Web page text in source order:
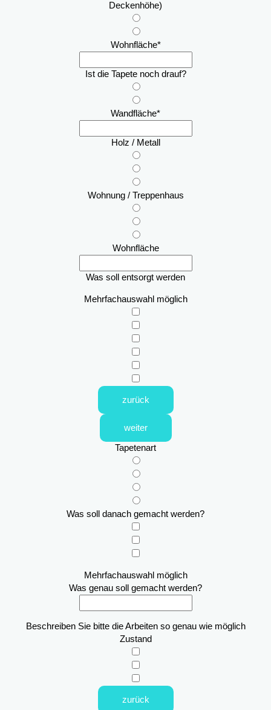
Deckenhöhe)
Wohnfläche*
Ist die Tapete noch drauf?
Wandfläche*
Holz / Metall
Wohnung / Treppenhaus
Wohnfläche
Was soll entsorgt werden
Mehrfachauswahl möglich
zurück
weiter
Tapetenart
Was soll danach gemacht werden?
Mehrfachauswahl möglich
Was genau soll gemacht werden?
Beschreiben Sie bitte die Arbeiten so genau wie möglich
Zustand
zurück